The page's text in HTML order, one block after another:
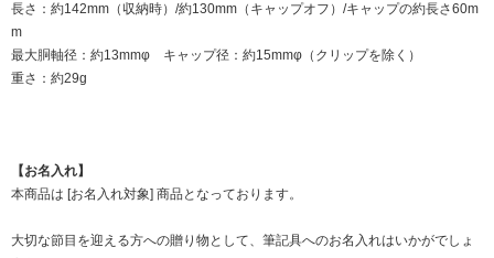
長さ：約142mm（収納時）/約130mm（キャップオフ）/キャップの約長さ60m
m
最大胴軸径：約13mmφ キャップ径：約15mmφ（クリップを除く）
重さ：約29g
【お名入れ】
本商品は [お名入れ対象] 商品となっております。
大切な節目を迎える方への贈り物として、筆記具へのお名入れはいかがでしょ